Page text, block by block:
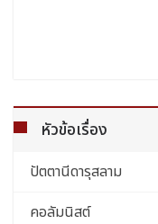
หัวข้อเรื่อง
ปัตตานีดารุสลาม
คอลัมนิสต์